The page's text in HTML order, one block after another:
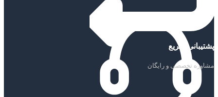
پشتیبانی سریع
مشاوره تخصصی و رایگان